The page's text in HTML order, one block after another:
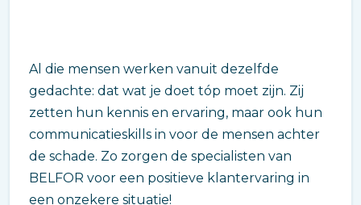
Al die mensen werken vanuit dezelfde
gedachte: dat wat je doet tóp moet zijn. Zij
zetten hun kennis en ervaring, maar ook hun
communicatieskills in voor de mensen achter
de schade. Zo zorgen de specialisten van
BELFOR voor een positieve klantervaring in
een onzekere situatie!